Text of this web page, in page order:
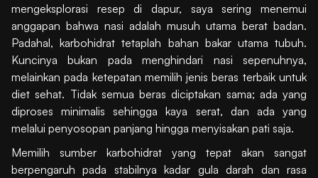
mengeksplorasi resep di dapur, saya sering menemui
anggapan bahwa nasi adalah musuh utama berat badan.
Padahal, karbohidrat tetaplah bahan bakar utama tubuh.
Kuncinya bukan pada menghindari nasi sepenuhnya,
melainkan pada ketepatan memilih jenis beras terbaik untuk
diet sehat. Tidak semua beras diciptakan sama; ada yang
diproses minimalis sehingga kaya serat, dan ada yang
melalui penyosopan panjang hingga menyisakan pati saja.
Memilih sumber karbohidrat yang tepat akan sangat
berpengaruh pada stabilnya kadar gula darah dan rasa